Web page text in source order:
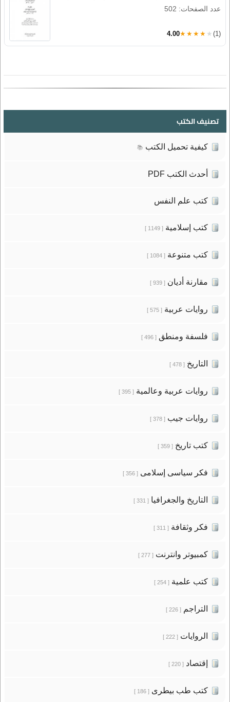
عدد الصفحات: 502
4.00★★★★★ (1)
تصنيف الكتب
كيفية تحميل الكتب 📚
أحدث الكتب PDF
كتب علم النفس
كتب إسلامية[ 1149 ]
كتب متنوعة[ 1084 ]
مقارنة أديان[ 939 ]
روايات عربية[ 575 ]
فلسفة ومنطق[ 496 ]
التاريخ[ 478 ]
روايات عربية وعالمية[ 395 ]
روايات جيب[ 378 ]
كتب تاريخ[ 359 ]
فكر سياسى إسلامى[ 356 ]
التاريخ والجغرافيا[ 331 ]
فكر وثقافة[ 311 ]
كمبيوتر وانترنت[ 277 ]
كتب علمية[ 254 ]
التراجم[ 226 ]
الروايات[ 222 ]
إقتصاد[ 220 ]
كتب طب بيطرى[ 186 ]